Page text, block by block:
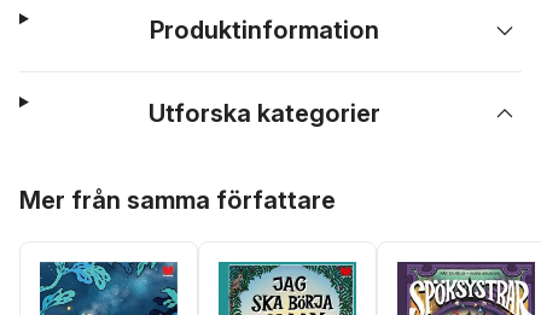
Produktinformation
Utforska kategorier
Mer från samma författare